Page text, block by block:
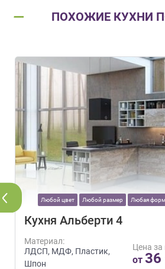
ПОХОЖИЕ КУХНИ
Любой цвет Любой размер Любая
Кухня Альберти 4
Материал:
ЛДСП, МДФ, Пластик,
Шпон
Цена
от 36